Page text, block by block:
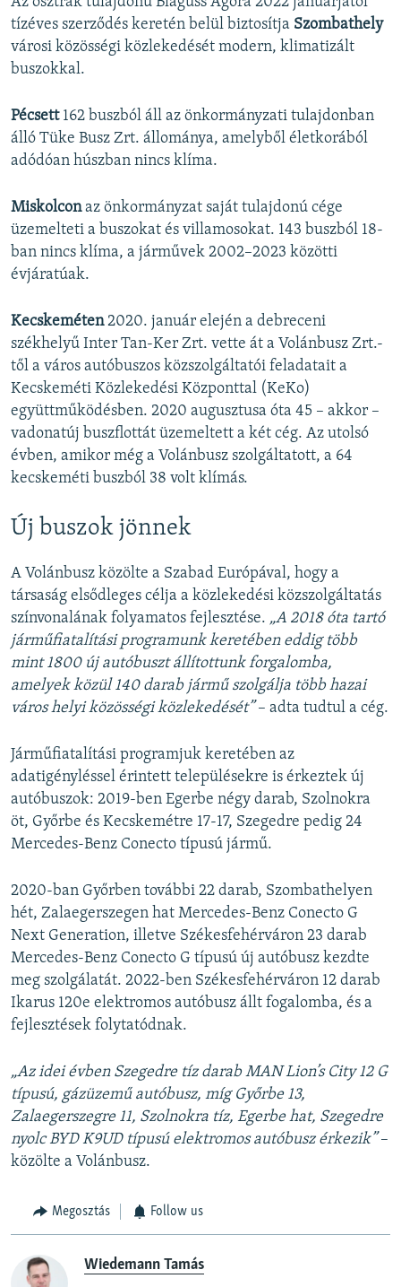
tízéves szerződés keretén belül biztosítja Szombathely
városi közösségi közlekedését modern, klimatizált
buszokkal.
Pécsett 162 buszból áll az önkormányzati tulajdonban
álló Tüke Busz Zrt. állománya, amelyből életkorából
adódóan húszban nincs klíma.
Miskolconaz önkormányzat saját tulajdonú cége
üzemelteti a buszokat és villamosokat. 143 buszból 18-
ban nincs klíma, a járművek 2002–2023 közötti
évjáratúak.
Kecskeméten2020. január elején a debreceni
székhelyű Inter Tan-Ker Zrt. vette át a Volánbusz Zrt.-
től a város autóbuszos közszolgáltatói feladatait a
Kecskeméti Közlekedési Központtal (KeKo)
együttműködésben. 2020 augusztusa óta 45 – akkor –
vadonatúj buszflottát üzemeltett a két cég. Az utolsó
évben, amikor még a Volánbusz szolgáltatott, a 64
kecskeméti buszból 38 volt klímás.
Új buszok jönnek
A Volánbusz közölte a Szabad Európával, hogy a
társaság elsődleges célja a közlekedési közszolgáltatás
színvonalának folyamatos fejlesztése. „A 2018 óta tartó
járműfiatalítási programunk keretében eddig több
mint 1800 új autóbuszt állítottunk forgalomba,
amelyek közül 140 darab jármű szolgálja több hazai
város helyi közösségi közlekedését”– adta tudtul a cég.
Járműfiatalítási programjuk keretében az
adatigényléssel érintett településekre is érkeztek új
autóbuszok: 2019-ben Egerbe négy darab, Szolnokra
öt, Győrbe és Kecskemétre 17-17, Szegedre pedig 24
Mercedes-Benz Conecto típusú jármű.
2020-ban Győrben további 22 darab, Szombathelyen
hét, Zalaegerszegen hat Mercedes-Benz Conecto G
Next Generation, illetve Székesfehérváron 23 darab
Mercedes-Benz Conecto G típusú új autóbusz kezdte
meg szolgálatát. 2022-ben Székesfehérváron 12 darab
Ikarus 120e elektromos autóbusz állt fogalomba, és a
fejlesztések folytatódnak.
„Az idei évben Szegedre tíz darab MAN Lion’s City 12 G
típusú, gázüzemű autóbusz, míg Győrbe 13,
Zalaegerszegre 11, Szolnokra tíz, Egerbe hat, Szegedre
nyolc BYD K9UD típusú elektromos autóbusz érkezik”–
közölte a Volánbusz.
Megosztás Follow us
Wiedemann Tamás